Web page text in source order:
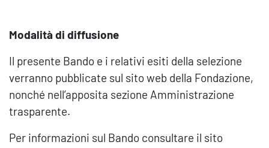
Modalità di diffusione
Il presente Bando e i relativi esiti della selezione
verranno pubblicate sul sito web della Fondazione,
nonché nell’apposita sezione Amministrazione
trasparente.
Per informazioni sul Bando consultare il sito